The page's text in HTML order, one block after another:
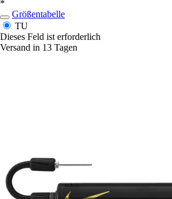
*
Größentabelle
TU
Dieses Feld ist erforderlich
Versand in 13 Tagen